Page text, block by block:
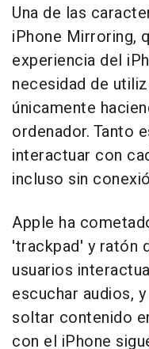
Una de las
iPhone Mirroring,
experiencia del
necesidad de
únicamente
ordenador. Tanto
interactuar con
incluso sin
Apple ha
'trackpad' y ratón
usuarios
escuchar audios,
soltar contenido
con el iPhone